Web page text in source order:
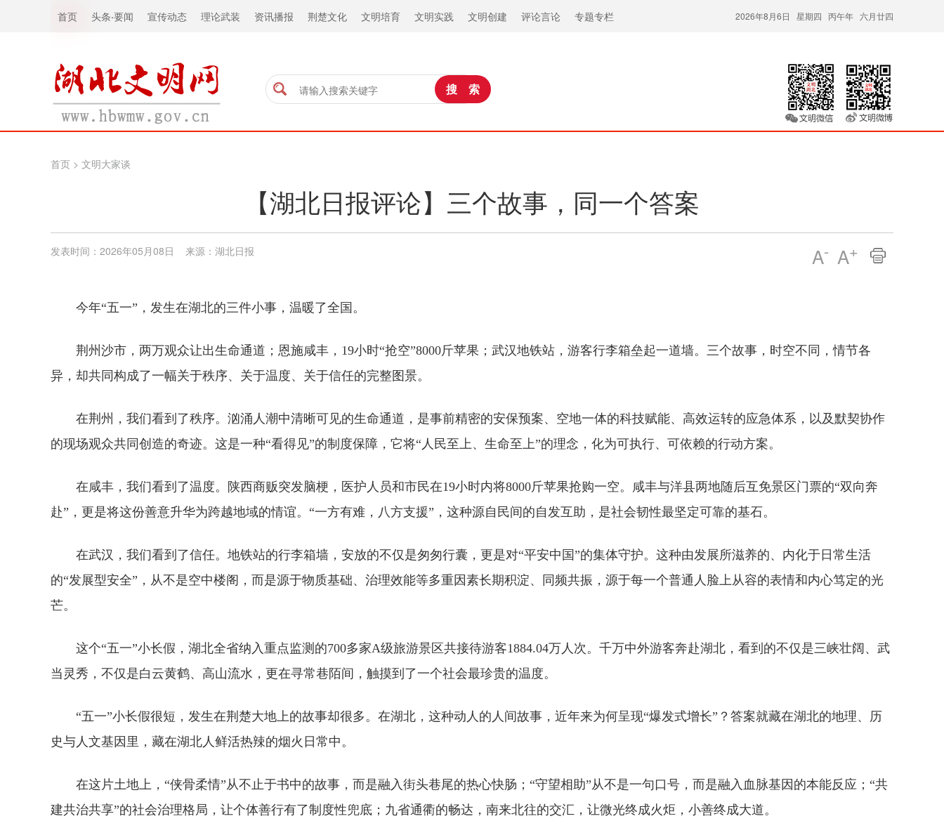
首页 头条·要闻 宣传动态 理论武装 资讯播报 荆楚文化 文明培育 文明实践 文明创建 评论言论 专题专栏 2026年8月6日 星期四 丙午年 六月廿四
首页 > 文明大家谈
【湖北日报评论】三个故事，同一个答案
A- A+
发表时间：2026年05月08日 来源：湖北日报
今年“五一”，发生在湖北的三件小事，温暖了全国。
荆州沙市，两万观众让出生命通道；恩施咸丰，19小时“抢空”8000斤苹果；武汉地铁站，游客行李箱垒起一道墙。三个故事，时空不同，情节各
异，却共同构成了一幅关于秩序、关于温度、关于信任的完整图景。
在荆州，我们看到了秩序。汹涌人潮中清晰可见的生命通道，是事前精密的安保预案、空地一体的科技赋能、高效运转的应急体系，以及默契协作
的现场观众共同创造的奇迹。这是一种“看得见”的制度保障，它将“人民至上、生命至上”的理念，化为可执行、可依赖的行动方案。
在咸丰，我们看到了温度。陕西商贩突发脑梗，医护人员和市民在19小时内将8000斤苹果抢购一空。咸丰与洋县两地随后互免景区门票的“双向奔
赴”，更是将这份善意升华为跨越地域的情谊。“一方有难，八方支援”，这种源自民间的自发互助，是社会韧性最坚定可靠的基石。
在武汉，我们看到了信任。地铁站的行李箱墙，安放的不仅是匆匆行囊，更是对“平安中国”的集体守护。这种由发展所滋养的、内化于日常生活
的“发展型安全”，从不是空中楼阁，而是源于物质基础、治理效能等多重因素长期积淀、同频共振，源于每一个普通人脸上从容的表情和内心笃定的光
芒。
这个“五一”小长假，湖北全省纳入重点监测的700多家A级旅游景区共接待游客1884.04万人次。千万中外游客奔赴湖北，看到的不仅是三峡壮阔、武
当灵秀，不仅是白云黄鹤、高山流水，更在寻常巷陌间，触摸到了一个社会最珍贵的温度。
“五一”小长假很短，发生在荆楚大地上的故事却很多。在湖北，这种动人的人间故事，近年来为何呈现“爆发式增长”？答案就藏在湖北的地理、历
史与人文基因里，藏在湖北人鲜活热辣的烟火日常中。
在这片土地上，“侠骨柔情”从不止于书中的故事，而是融入街头巷尾的热心快肠；“守望相助”从不是一句口号，而是融入血脉基因的本能反应；“共
建共治共享”的社会治理格局，让个体善行有了制度性兜底；九省通衢的畅达，南来北往的交汇，让微光终成火炬，小善终成大道。